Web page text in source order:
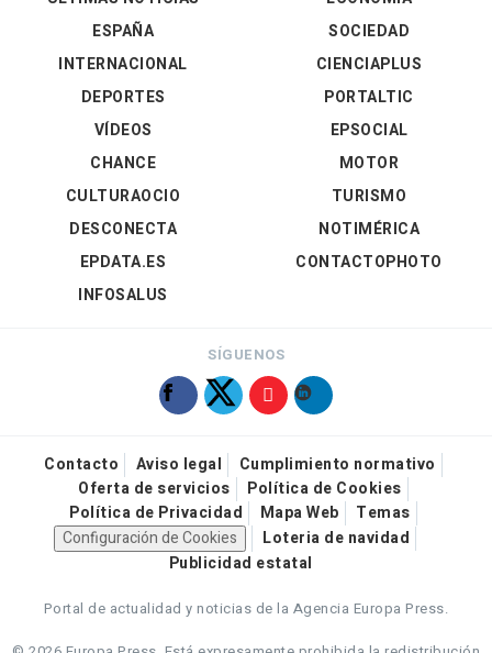
ESPAÑA
INTERNACIONAL
DEPORTES
VÍDEOS
SOCIEDAD
CIENCIAPLUS
PORTALTIC
EPSOCIAL
CHANCE
CULTURAOCIO
DESCONECTA
EPDATA.ES
INFOSALUS
MOTOR
TURISMO
NOTIMÉRICA
CONTACTOPHOTO
SÍGUENOS
Contacto Aviso legal
Cumplimiento normativo
Oferta de servicios
Política de Cookies
Política de Privacidad
Mapa Web
Temas
Configuración de Cookies
Loteria de navidad
Publicidad estatal
Portal de actualidad y noticias de la Agencia Europa Press.